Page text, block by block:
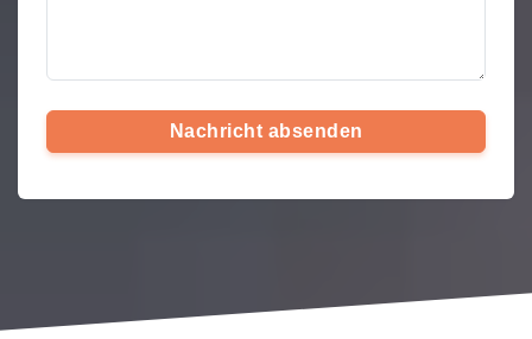
Nachricht absenden